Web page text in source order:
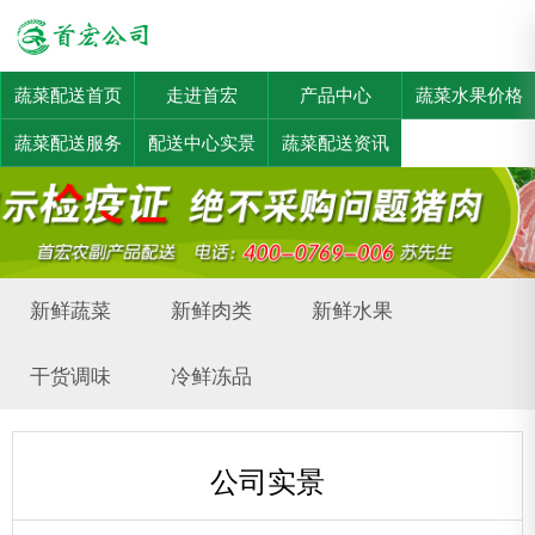
蔬菜配送首页 走进首宏 产品中心 蔬菜水果价格
蔬菜配送服务 配送中心实景 蔬菜配送资讯
新鲜蔬菜 新鲜肉类 新鲜水果
干货调味 冷鲜冻品
公司实景